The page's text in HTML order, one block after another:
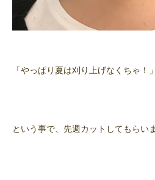
「やっぱり夏は刈り上げなくちゃ！」
という事で、先週カットしてもらい